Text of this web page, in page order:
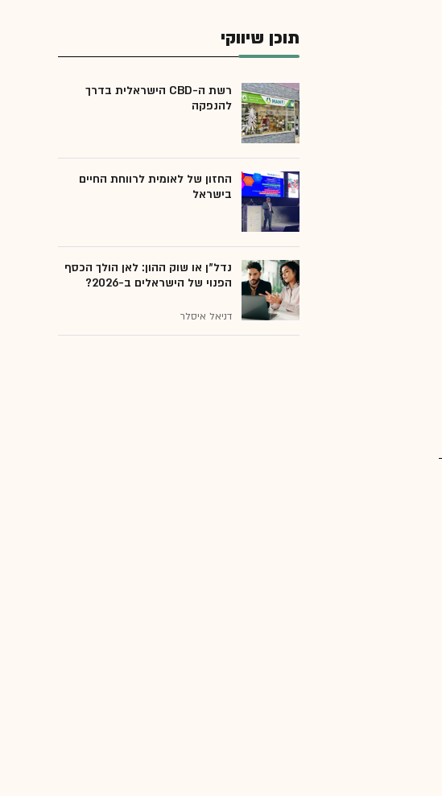
תוכן שיווקי
רשת ה-CBD הישראלית בדרך
להנפקה
החזון של לאומית לרווחת החיים
בישראל
נדל"ן או שוק ההון: לאן הולך הכסף
הפנוי של הישראלים ב-2026?
דניאל איסלר